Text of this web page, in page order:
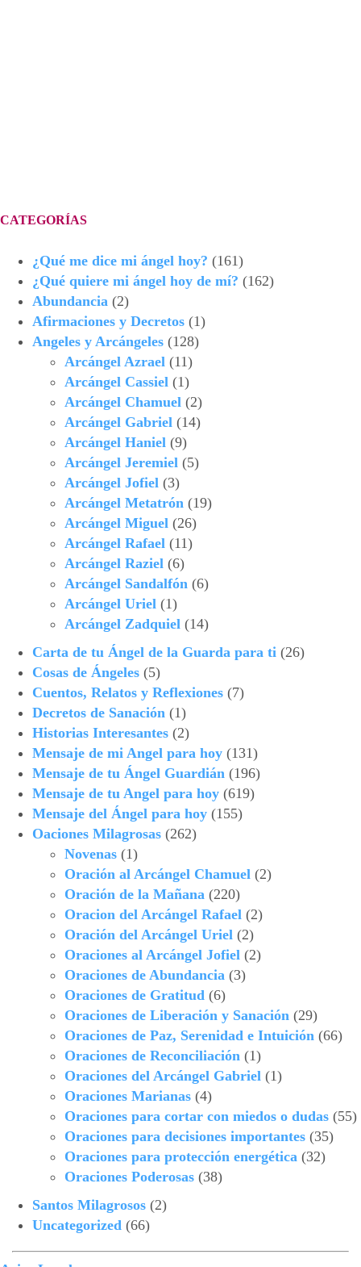
CATEGORÍAS
¿Qué me dice mi ángel hoy? (161)
¿Qué quiere mi ángel hoy de mí? (162)
Abundancia (2)
Afirmaciones y Decretos (1)
Angeles y Arcángeles (128)
Arcángel Azrael (11)
Arcángel Cassiel (1)
Arcángel Chamuel (2)
Arcángel Gabriel (14)
Arcángel Haniel (9)
Arcángel Jeremiel (5)
Arcángel Jofiel (3)
Arcángel Metatrón (19)
Arcángel Miguel (26)
Arcángel Rafael (11)
Arcángel Raziel (6)
Arcángel Sandalfón (6)
Arcángel Uriel (1)
Arcángel Zadquiel (14)
Carta de tu Ángel de la Guarda para ti (26)
Cosas de Ángeles (5)
Cuentos, Relatos y Reflexiones (7)
Decretos de Sanación (1)
Historias Interesantes (2)
Mensaje de mi Angel para hoy (131)
Mensaje de tu Ángel Guardián (196)
Mensaje de tu Angel para hoy (619)
Mensaje del Ángel para hoy (155)
Oaciones Milagrosas (262)
Novenas (1)
Oración al Arcángel Chamuel (2)
Oración de la Mañana (220)
Oracion del Arcángel Rafael (2)
Oración del Arcángel Uriel (2)
Oraciones al Arcángel Jofiel (2)
Oraciones de Abundancia (3)
Oraciones de Gratitud (6)
Oraciones de Liberación y Sanación (29)
Oraciones de Paz, Serenidad e Intuición (66)
Oraciones de Reconciliación (1)
Oraciones del Arcángel Gabriel (1)
Oraciones Marianas (4)
Oraciones para cortar con miedos o dudas (55)
Oraciones para decisiones importantes (35)
Oraciones para protección energética (32)
Oraciones Poderosas (38)
Santos Milagrosos (2)
Uncategorized (66)